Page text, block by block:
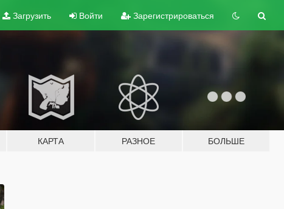
Загрузить Войти Зарегистрироваться
КАРТА РАЗНОЕ БОЛЬШЕ